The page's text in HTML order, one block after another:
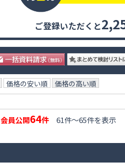
ご登録いただくと
価格の安い順
価格の高い順
会員公開64件 61件〜65件を表示